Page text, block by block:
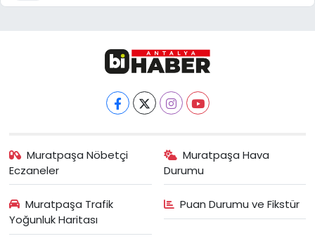
Muratpaşa Nöbetçi
Eczaneler
Muratpaşa Hava
Durumu
Muratpaşa Trafik
Yoğunluk Haritası
Puan Durumu ve Fikstür